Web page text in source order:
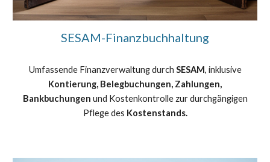
SESAM-Finanzbuchhaltung
Umfassende Finanzverwaltung durch SESAM, inklusive
Kontierung, Belegbuchungen, Zahlungen,
Bankbuchungen und Kostenkontrolle zur durchgängigen
Pflege des Kostenstands.